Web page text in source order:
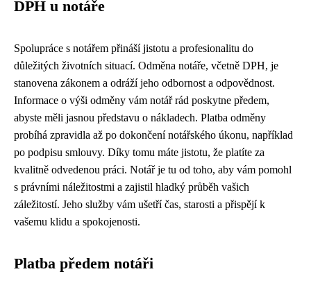
DPH u notáře
Spolupráce s notářem přináší jistotu a profesionalitu do
důležitých životních situací. Odměna notáře, včetně DPH, je
stanovena zákonem a odráží jeho odbornost a odpovědnost.
Informace o výši odměny vám notář rád poskytne předem,
abyste měli jasnou představu o nákladech. Platba odměny
probíhá zpravidla až po dokončení notářského úkonu, například
po podpisu smlouvy. Díky tomu máte jistotu, že platíte za
kvalitně odvedenou práci. Notář je tu od toho, aby vám pomohl
s právními náležitostmi a zajistil hladký průběh vašich
záležitostí. Jeho služby vám ušetří čas, starosti a přispějí k
vašemu klidu a spokojenosti.
Platba předem notáři